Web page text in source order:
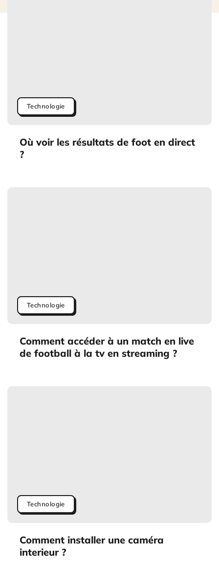
Technologie
Où voir les résultats de foot en direct
?
Technologie
Comment accéder à un match en live
de football à la tv en streaming ?
Technologie
Comment installer une caméra
interieur ?